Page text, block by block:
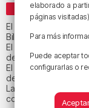
El tiempo este jueves
Bilbao celebra el 27
El Gobierno Vasco
de Ceuta con sus
El tiempo este
de forma débil
La afiliación a la
cotizantes
elaborado a
páginas
Para más
Puede aceptar
configurarlas o